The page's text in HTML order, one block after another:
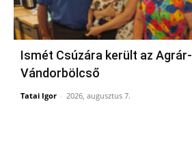
Ismét Csúzára került az Agrár-
Vándorbölcső
Tatai Igor - 2026, augusztus 7.